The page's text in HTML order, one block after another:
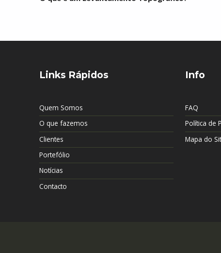
Links Rápidos
Quem Somos
O que fazemos
Clientes
Portefólio
Notícias
Contacto
Info
FAQ
Política de
Mapa do